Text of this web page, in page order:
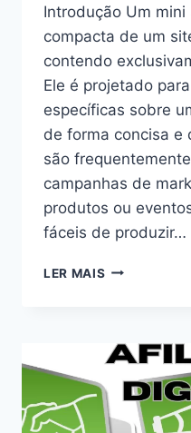
Introdução Um
compacta de um
contendo
Ele é projetado
específicas sobre
de forma concisa e
são
campanhas de
produtos ou
fáceis de produzir…
LER MAIS MINI